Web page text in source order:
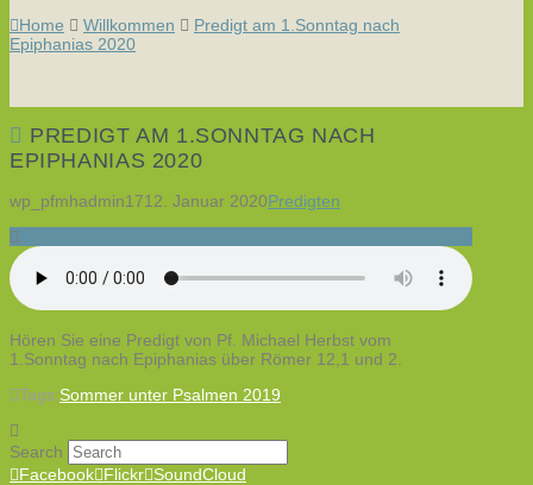
Home Willkommen
Predigt am 1.Sonntag nach
Epiphanias 2020
PREDIGT AM 1.SONNTAG NACH
EPIPHANIAS 2020
wp_pfmhadmin1712. Januar 2020Predigten
Hören Sie eine Predigt von Pf. Michael Herbst vom
1.Sonntag nach Epiphanias über Römer 12,1 und 2.
Tags:Sommer unter Psalmen 2019
Search
Facebook Flickr SoundCloud